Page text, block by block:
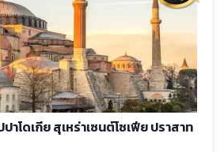
โดเกีย สุเหร่าเซนต์โซเฟีย ปราสาท